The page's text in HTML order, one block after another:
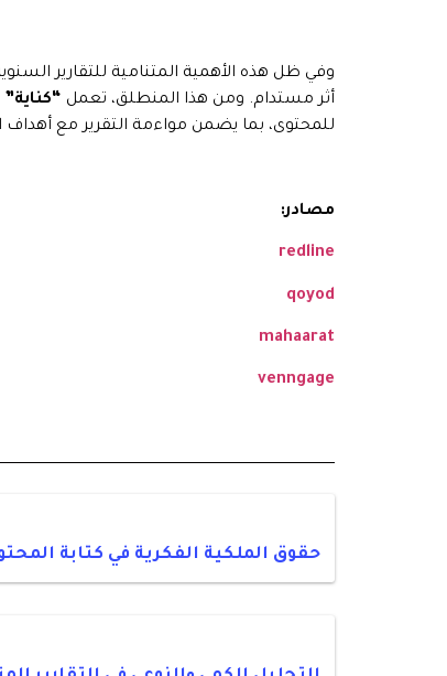
وفي ظل هذه الأهمية المتنامية للتقارير
أثر مستدام. ومن هذا المنطلق، تعمل “كناية”
للمحتوى، بما يضمن مواءمة التقرير مع
مصادر:
redline
qoyod
mahaarat
venngage
حقوق الملكية الفكرية في كتابة